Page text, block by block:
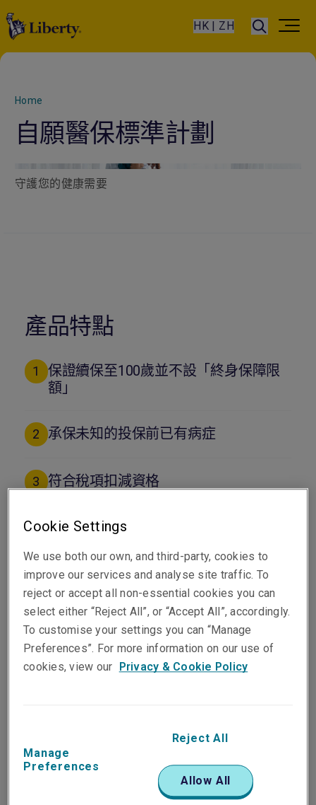
HK | ZH
Home
自願醫保標準計劃
守護您的健康需要
產品特點
1
保證續保至100歲並不設「終身保障限
額」
2 承保未知的投保前已有病症
3 符合稅項扣減資格
4 承保非手術癌症治療
5 承保在香港住院期間接受的精神科治療
自願醫保標準計劃
Cookie Settings
We use both our own, and third-party, cookies to
improve our services and analyse site traffic. To
reject or accept all non-essential cookies you can
select either “Reject All”, or “Accept All”, accordingly.
To customise your settings you can “Manage
Preferences”. For more information on our use of
cookies, view our
Privacy & Cookie Policy
Manage
Preferences
Reject All
Allow All